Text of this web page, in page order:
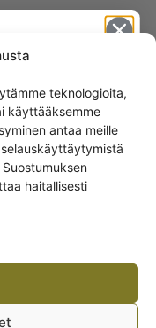
teknologioita,
käyttääksemme
antaa meille
haitallisesti
Arctica
sininen
€